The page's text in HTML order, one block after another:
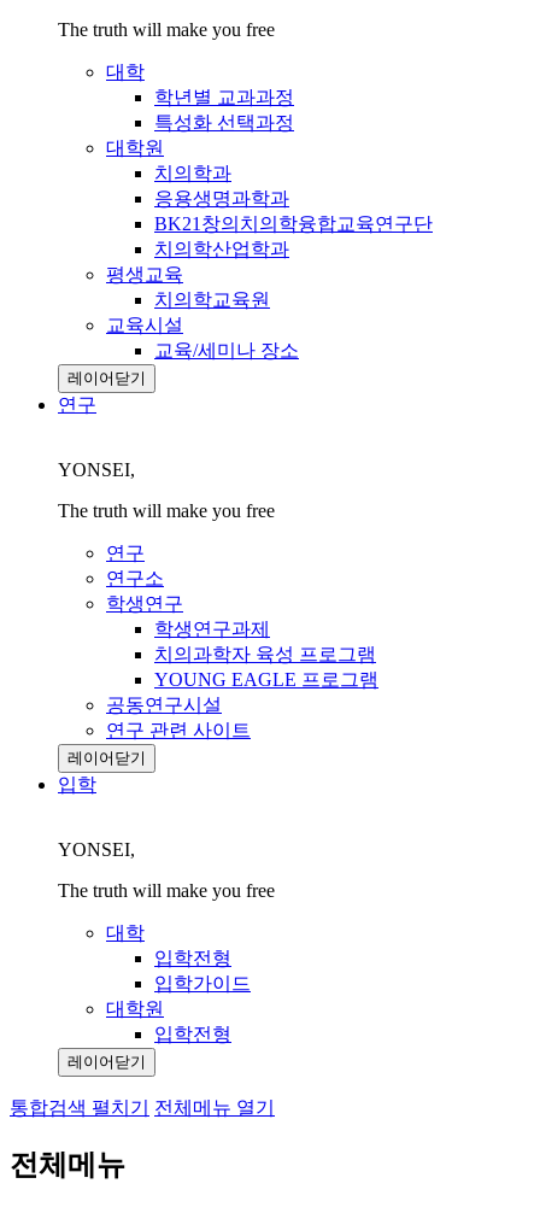
The truth will make you free
대학
학년별 교과과정
특성화 선택과정
대학원
치의학과
응용생명과학과
BK21창의치의학융합교육연구단
치의학산업학과
평생교육
치의학교육원
교육시설
교육/세미나 장소
레이어닫기
연구
YONSEI,
The truth will make you free
연구
연구소
학생연구
학생연구과제
치의과학자 육성 프로그램
YOUNG EAGLE 프로그램
공동연구시설
연구 관련 사이트
레이어닫기
입학
YONSEI,
The truth will make you free
대학
입학전형
입학가이드
대학원
입학전형
레이어닫기
통합검색 펼치기 전체메뉴 열기
전체메뉴